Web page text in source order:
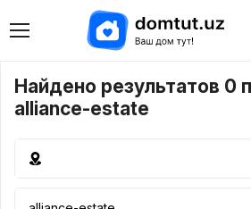
Найдено результатов 0
alliance-estate